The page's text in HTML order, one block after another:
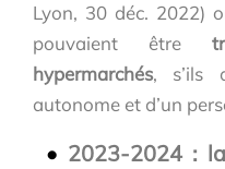
Lyon, 30 déc. 2022)
pouvaient être
hypermarchés, s’ils
autonome et d’un
2023-2024 :